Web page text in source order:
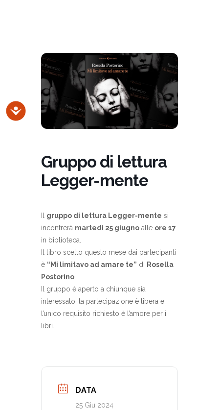
Accessibilità
Gruppo di lettura
Legger-mente
gruppo di lettura Legger-mente si
incontrerà martedì 25 giugno alle ore 17
in biblioteca.
Il libro scelto questo mese dai partecipanti
è “Mi limitavo ad amare te” di Rosella
Postorino
Il gruppo è aperto a chiunque sia
interessato, la partecipazione è libera e
l’unico requisito richiesto è l’amore per i
libri.
DATA
25 Giu 2024